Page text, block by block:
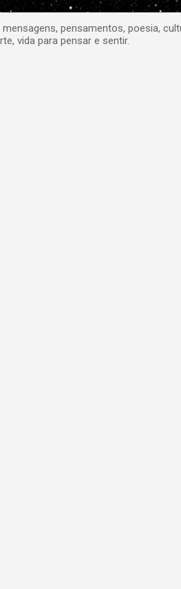
pensamentos, poesia,
vida para pensar e sentir.